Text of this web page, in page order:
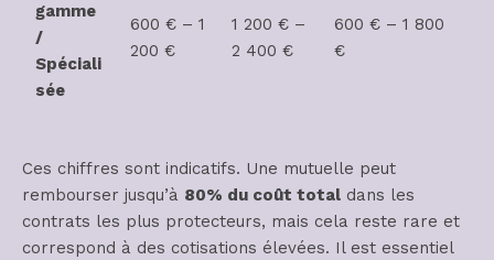
gamme
/
Spéciali
sée
600 € – 1
200 €
1 200 € –
2 400 €
600 € – 1 800
€
Ces chiffres sont indicatifs. Une mutuelle peut
rembourser jusqu’à 80% du coût total dans les
contrats les plus protecteurs, mais cela reste rare et
correspond à des cotisations élevées. Il est essentiel